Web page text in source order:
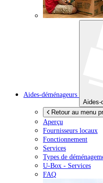
Aides-déménageurs
Aides-
Retour au menu
Aperçu
Fournisseurs locaux
Fonctionnement
Services
Types de
U-Box - Services
FAQ